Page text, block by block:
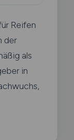
Reifen
der
als
in